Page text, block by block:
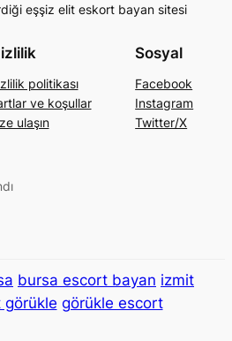
eşşiz elit eskort bayan sitesi
politikası
ve koşullar
ulaşın
Sosyal
Facebook
Instagram
Twitter/X
bursa escort bayan izmit
görükle görükle escort